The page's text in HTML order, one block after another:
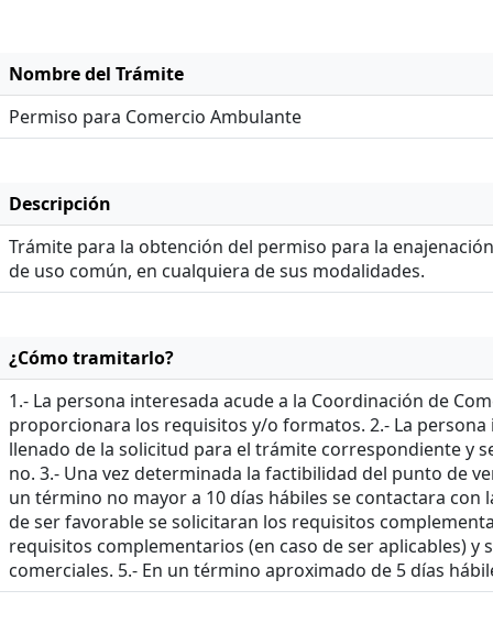
Nombre del Trámite
Permiso para Comercio Ambulante
Descripción
Trámite para la obtención del permiso para la
de uso común, en cualquiera de sus modalidades.
¿Cómo tramitarlo?
1.- La persona interesada acude a la Coordinación de
proporcionara los requisitos y/o formatos. 2.- La
llenado de la solicitud para el trámite correspondiente y
no. 3.- Una vez determinada la factibilidad del punto de
un término no mayor a 10 días hábiles se contactara
de ser favorable se solicitaran los requisitos
requisitos complementarios (en caso de ser aplicables)
comerciales. 5.- En un término aproximado de 5 días